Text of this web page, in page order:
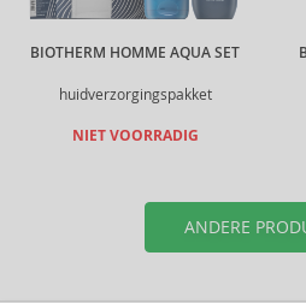
BIOTHERM HOMME AQUA SET
huidverzorgingspakket
NIET VOORRADIG
ANDERE